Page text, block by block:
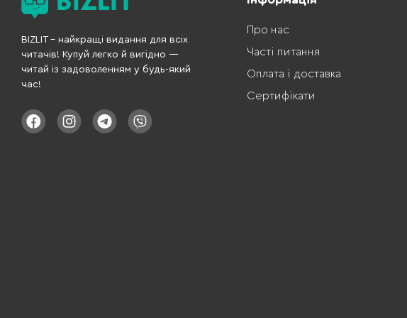
BIZLIT – найкращі видання для всіх
читачів! Купуй легко й вигідно —
читай із задоволенням у будь-який
час!
Про нас
Часті питання
Оплата і доставка
Сертифікати